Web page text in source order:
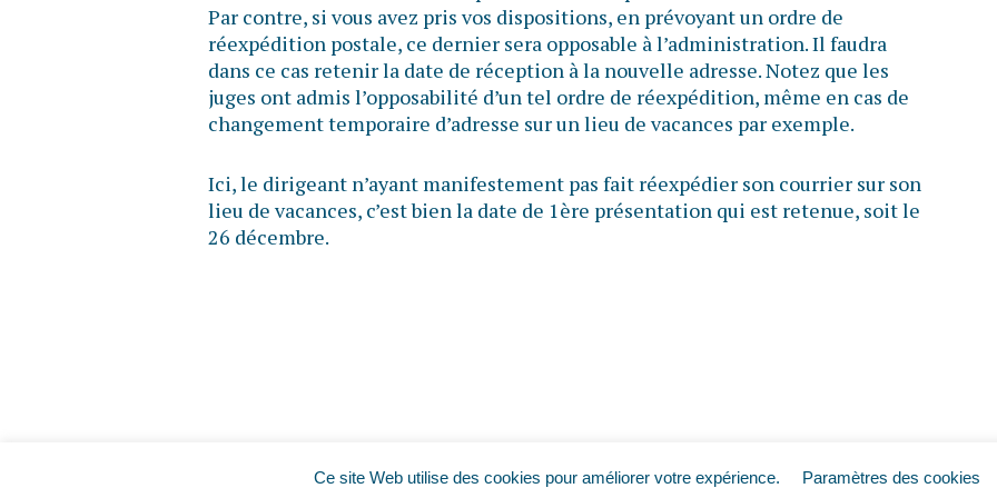
Par contre, si vous avez pris vos dispositions, en prévoyant un ordre de
réexpédition postale, ce dernier sera opposable à l’administration. Il faudra
dans ce cas retenir la date de réception à la nouvelle adresse. Notez que les
juges ont admis l’opposabilité d’un tel ordre de réexpédition, même en cas de
changement temporaire d’adresse sur un lieu de vacances par exemple.
Ici, le dirigeant n’ayant manifestement pas fait réexpédier son courrier sur son
lieu de vacances, c’est bien la date de 1ère présentation qui est retenue, soit le
26 décembre.
Ce site Web utilise des cookies pour améliorer votre expérience. Paramètres des cookies